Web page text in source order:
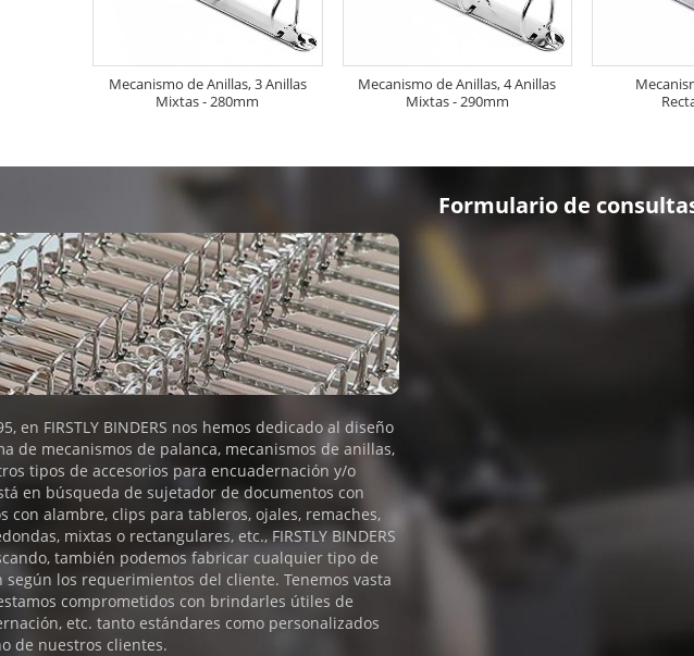
Mecanismo de Anillas, 3 Anillas
Mixtas - 280mm
Mecanismo de Anillas, 4 Anillas
Mixtas - 290mm
en FIRSTLY BINDERS nos hemos dedicado al diseño
de mecanismos de palanca, mecanismos de anillas,
tipos de accesorios para encuadernación y/o
en búsqueda de sujetador de documentos con
con alambre, clips para tableros, ojales, remaches,
mixtas o rectangulares, etc., FIRSTLY BINDERS
también podemos fabricar cualquier tipo de
los requerimientos del cliente. Tenemos vasta
comprometidos con brindarles útiles de
etc. tanto estándares como personalizados
de nuestros clientes.
Formulario de